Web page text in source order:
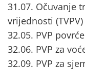
31.07. Očuvanje
vrijednosti (TVPV)
32.05. PVP povrće
32.06. PVP za
32.09. PVP za